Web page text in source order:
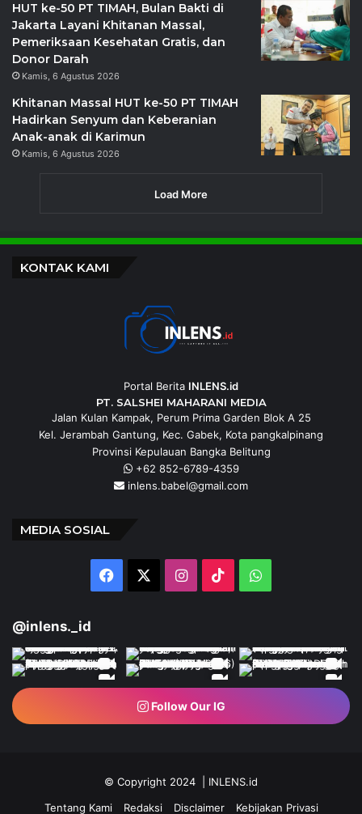
HUT ke-50 PT TIMAH, Bulan Bakti di
Jakarta Layani Khitanan Massal,
Pemeriksaan Kesehatan Gratis, dan
Donor Darah
Kamis, 6 Agustus 2026
Khitanan Massal HUT ke-50 PT TIMAH
Hadirkan Senyum dan Keberanian
Anak-anak di Karimun
Kamis, 6 Agustus 2026
Load More
KONTAK KAMI
Portal Berita INLENS.id
PT. SALSHEI MAHARANI MEDIA
Jalan Kulan Kampak, Perum Prima Garden Blok A 25
Kel. Jerambah Gantung, Kec. Gabek, Kota pangkalpinang
Provinsi Kepulauan Bangka Belitung
+62 852-6789-4359
inlens.babel@gmail.com
MEDIA SOSIAL
Facebook Instagram
TikTokWhatsApp
@inlens._id
Follow Our IG
© Copyright 2024 | INLENS.id
Tentang Kami
Redaksi Disclaimer Kebijakan Privasi